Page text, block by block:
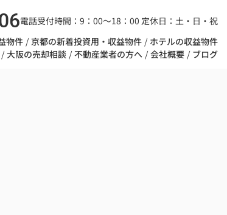
電話受付時間：9：00～18：00 定休日：土・日・祝
物件 京都の新着投資用・収益物件
ホテルの収益物件
大阪の売却相談 不動産業者の方へ 会社概要 ブログ